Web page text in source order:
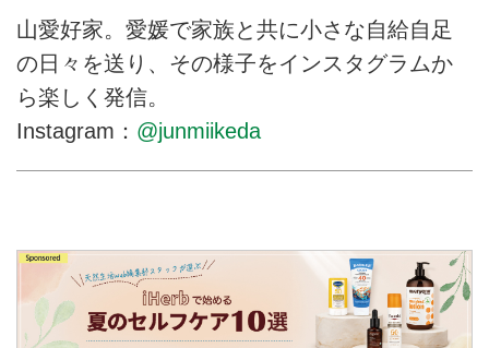
山愛好家。愛媛で家族と共に小さな自給自足
の日々を送り、その様子をインスタグラムか
ら楽しく発信。
Instagram： @junmiikeda